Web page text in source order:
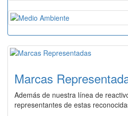
Marcas
Además de nuestra línea de
representantes de estas